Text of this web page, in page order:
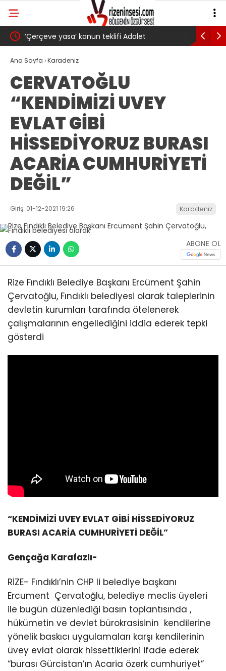
‘Çerçeve yasa’ kanun teklifi Adalet
Komisyonu’ndan geçti
AKP’li
Ana Sayfa ›Karadeniz
CERVATOĞLU
“KENDİMİZİ UVEY
EVLAT GİBİ
HİSSEDİYORUZ BURASI
ACARİA CUMHURİYETİ
DEĞİL”
Giriş: 01-12-2021 19:26 Karadeniz
ABONE OL
Rize Fındıklı Belediye Başkanı Ercüment Şahin
Çervatoğlu, Fındıklı belediyesi olarak taleplerinin
devletin kurumları tarafında ötelenerek
çalışmalarının engellediğini iddia ederek tepki
gösterdi
“KENDİMİZİ UVEY EVLAT GİBİ HİSSEDİYORUZ
BURASI ACARİA CUMHURİYETİ DEĞİL”
Gençağa Karafazlı-
RİZE- Fındıklı’nin CHP li belediye başkanı
Ercument Çervatoğlu, belediye meclis üyeleri
ile bugün düzenlediği basın toplantısında ,
hükümetin ve devlet bürokrasisinin kendilerine
yönelik baskıcı uygulamaları karşı kendilerinin
üvey evlat olarak hissettiklerini ifade ederek
“burası Gürcistan’ın Acaria özerk cumhuriyet”